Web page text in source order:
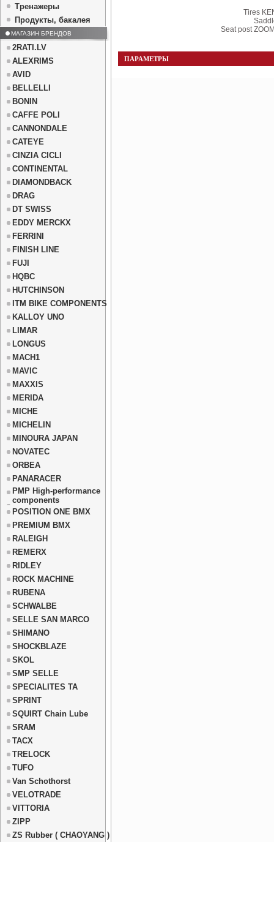
Тренажеры
Продукты, бакалея
МАГАЗИН БРЕНДОВ
2RATI.LV
ALEXRIMS
AVID
BELLELLI
BONIN
CAFFE POLI
CANNONDALE
CATEYE
CINZIA CICLI
CONTINENTAL
DIAMONDBACK
DRAG
DT SWISS
EDDY MERCKX
FERRINI
FINISH LINE
FUJI
HQBC
HUTCHINSON
ITM BIKE COMPONENTS
KALLOY UNO
LIMAR
LONGUS
MACH1
MAVIC
MAXXIS
MERIDA
MICHE
MICHELIN
MINOURA JAPAN
NOVATEC
ORBEA
PANARACER
PMP High-performance
components
POSITION ONE BMX
PREMIUM BMX
RALEIGH
REMERX
RIDLEY
ROCK MACHINE
RUBENA
SCHWALBE
SELLE SAN MARCO
SHIMANO
SHOCKBLAZE
SKOL
SMP SELLE
SPECIALITES TA
SPRINT
SQUIRT Chain Lube
SRAM
TACX
TRELOCK
TUFO
Van Schothorst
VELOTRADE
VITTORIA
ZIPP
ZS Rubber ( CHAOYANG )
Tires
Seat post
ПАРАМЕТРЫ